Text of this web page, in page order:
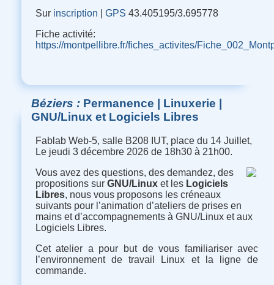
Sur inscription GPS 43.405195/3.695778
Fiche activité:
https://montpellibre.fr/fiches_activites/
Béziers Permanence | Linuxerie |
GNU/Linux et Logiciels Libres
Fablab Web-5, salle B208 IUT, place du 14 Juillet,
Le jeudi 3 décembre 2026 de 18h30 à 21h00.
Vous avez des questions, des demandez, des
propositions sur GNU/Linuxet les Logiciels
Libres, nous vous proposons les créneaux
suivants pour l’animation d’ateliers de prises en
mains et d’accompagnements à GNU/Linux et aux
Logiciels Libres.
Cet atelier a pour but de vous familiariser avec
l’environnement de travail Linux et la ligne de
commande.